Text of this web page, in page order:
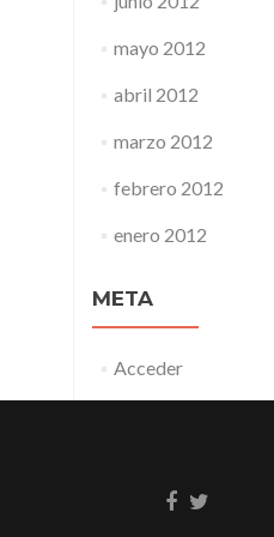
mayo 2012
abril 2012
marzo 2012
febrero 2012
enero 2012
META
Acceder
EnlaceEnlace